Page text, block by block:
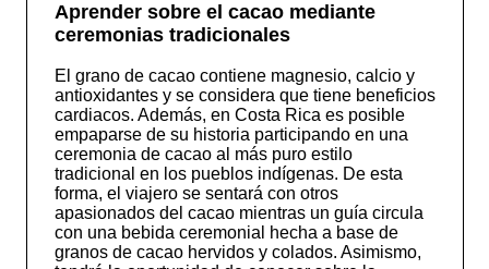
Aprender sobre el cacao mediante
ceremonias tradicionales
El grano de cacao contiene magnesio, calcio y
antioxidantes y se considera que tiene beneficios
cardiacos. Además, en Costa Rica es posible
empaparse de su historia participando en una
ceremonia de cacao al más puro estilo
tradicional en los pueblos indígenas. De esta
forma, el viajero se sentará con otros
apasionados del cacao mientras un guía circula
con una bebida ceremonial hecha a base de
granos de cacao hervidos y colados. Asimismo,